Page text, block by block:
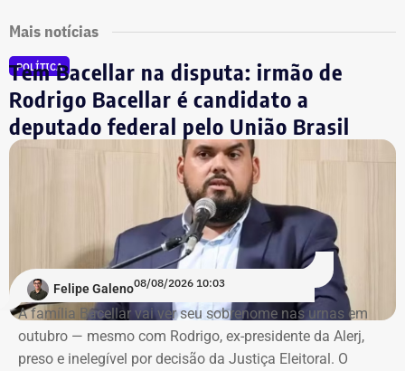
Mais notícias
POLÍTICA
Tem Bacellar na disputa: irmão de
Rodrigo Bacellar é candidato a
deputado federal pelo União Brasil
Felipe Galeno08/08/2026 10:03
A família Bacellar vai ver seu sobrenome nas urnas em
outubro — mesmo com Rodrigo, ex-presidente da Alerj,
preso e inelegível por decisão da Justiça Eleitoral. O